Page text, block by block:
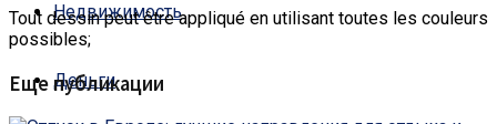
Недвижимость
Деньги
Tout dessin peut être appliqué en utilisant toutes les couleurs
possibles;
Еще публикации